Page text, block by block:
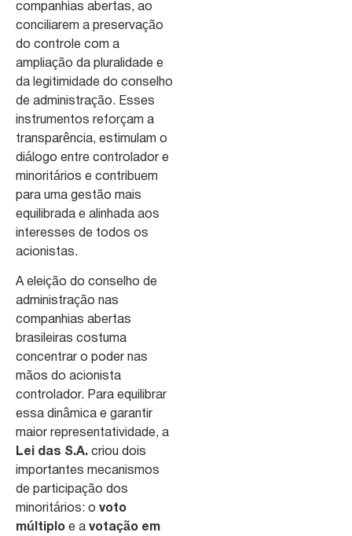
companhias abertas, ao
conciliarem a preservação
do controle com a
ampliação da pluralidade e
da legitimidade do conselho
de administração. Esses
instrumentos reforçam a
transparência, estimulam o
diálogo entre controlador e
minoritários e contribuem
para uma gestão mais
equilibrada e alinhada aos
interesses de todos os
acionistas.
A eleição do conselho de
administração nas
companhias abertas
brasileiras costuma
concentrar o poder nas
mãos do acionista
controlador. Para equilibrar
essa dinâmica e garantir
maior representatividade, a
Lei das S.A. criou dois
importantes mecanismos
de participação dos
minoritários: o voto
múltiplo e a votação em